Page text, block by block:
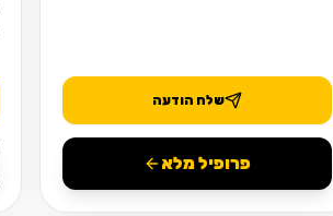
שלח הודעה
פרופיל מלא